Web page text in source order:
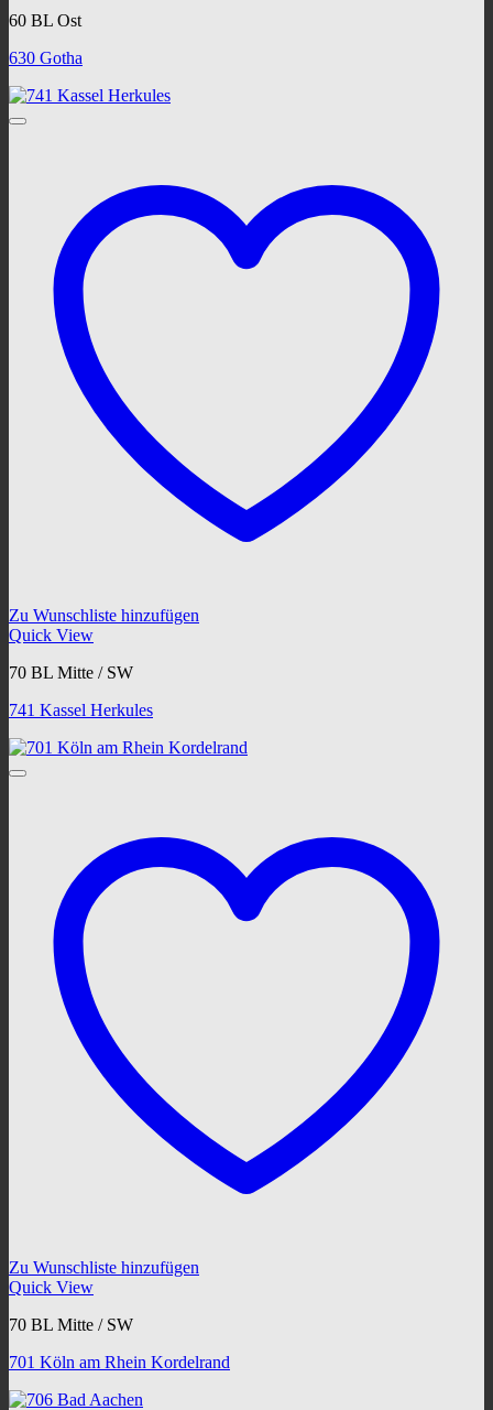
60 BL Ost
630 Gotha
Zu Wunschliste hinzufügen
Quick View
70 BL Mitte / SW
741 Kassel Herkules
Zu Wunschliste hinzufügen
Quick View
70 BL Mitte / SW
701 Köln am Rhein Kordelrand